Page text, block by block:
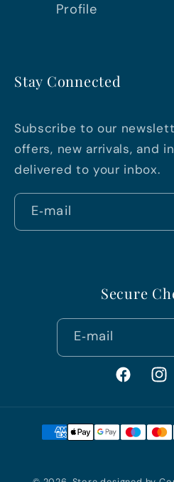
Profile
Stay Connected
Subscribe to our
offers, new arrivals, and
delivered to your inbox.
E‑mail
Secure
E‑mail
Facebook
Betaalmethoden